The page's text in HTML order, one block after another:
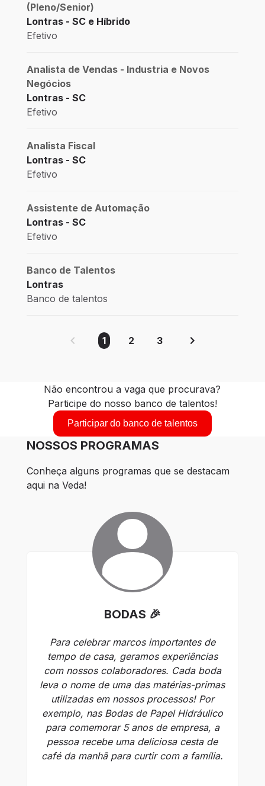
(Pleno/Senior)
Lontras - SC e Híbrido
Efetivo
Analista de Vendas - Industria e Novos
Negócios
Lontras - SC
Efetivo
Analista Fiscal
Lontras - SC
Efetivo
Assistente de Automação
Lontras - SC
Efetivo
Banco de Talentos
Lontras
Banco de talentos
1 2 3
Não encontrou a vaga que procurava?
Participe do nosso banco de talentos!
Participar do banco de talentos
NOSSOS PROGRAMAS
Conheça alguns programas que se destacam
aqui na Veda!
BODAS 🎉
Para celebrar marcos importantes de
tempo de casa, geramos experiências
com nossos colaboradores. Cada boda
leva o nome de uma das matérias-primas
utilizadas em nossos processos! Por
exemplo, nas Bodas de Papel Hidráulico
para comemorar 5 anos de empresa, a
pessoa recebe uma deliciosa cesta de
café da manhã para curtir com a família.